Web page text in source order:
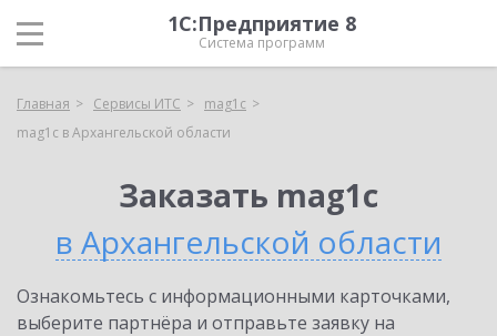
1С:Предприятие 8
Система программ
Главная Сервисы ИТС
mag1c
mag1c в Архангельской области
Заказать mag1c
в Архангельской области
Ознакомьтесь с информационными карточками,
выберите партнёра и отправьте заявку на